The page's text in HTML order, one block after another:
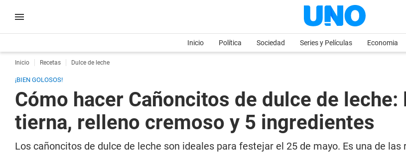
Inicio Política Sociedad Series y Películas Economia
Inicio Recetas Dulce de leche
¡BIEN GOLOSOS!
Cómo hacer Cañoncitos de dulce de
tierna, relleno cremoso y 5 ingredientes
Los cañoncitos de dulce de leche son ideales para festejar el 25 de mayo. Es una de